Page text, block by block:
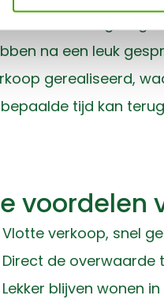
er ontzettend graag
na een leuk
gerealiseerd,
tijd kan
voordelen
Vlotte verkoop, snel
Direct de overwaarde
Lekker blijven wonen